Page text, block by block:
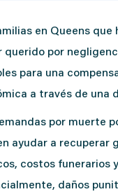
en Queens que
querido por
para una
a través de una
por muerte
ayudar a recuperar
costos funerarios
daños